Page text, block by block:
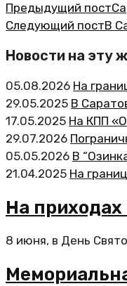
Предыдущий пост
Следующий постВ
Новости на эту
05.08.2026 На
29.05.2025 В
17.05.2025 На КПП
29.07.2026
05.05.2026 В
21.04.2025 На
На
8 июня, в День